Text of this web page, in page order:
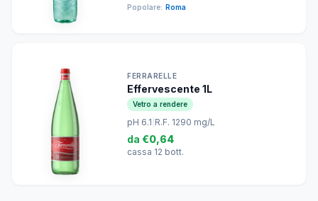
Popolare: Roma
FERRARELLE
Effervescente 1L
Vetro a rendere
pH 6.1 R.F. 1290 mg/L
da €0,64
cassa 12 bott.